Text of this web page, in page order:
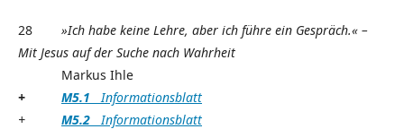
28 »Ich habe keine Lehre, aber ich führe ein Gespräch.« –
Mit Jesus auf der Suche nach Wahrheit
Markus Ihle
+ M5.1 Informationsblatt
+ M5.2 Informationsblatt